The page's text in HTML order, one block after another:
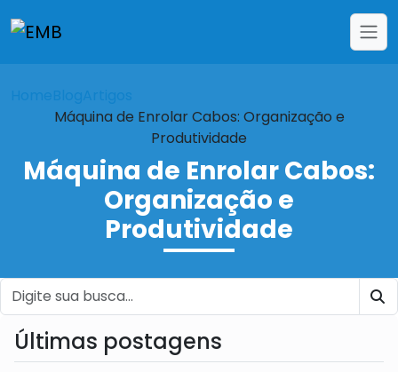
Home Blog
Artigos
Máquina de Enrolar Cabos: Organização e
Produtividade
Máquina de Enrolar Cabos:
Organização e
Produtividade
Últimas postagens